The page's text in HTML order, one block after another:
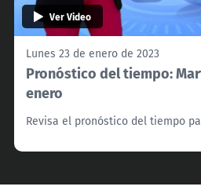
Ver Video
Lunes 23 de enero de 2023
Pronóstico del tiempo:
enero
Revisa el pronóstico del tiempo